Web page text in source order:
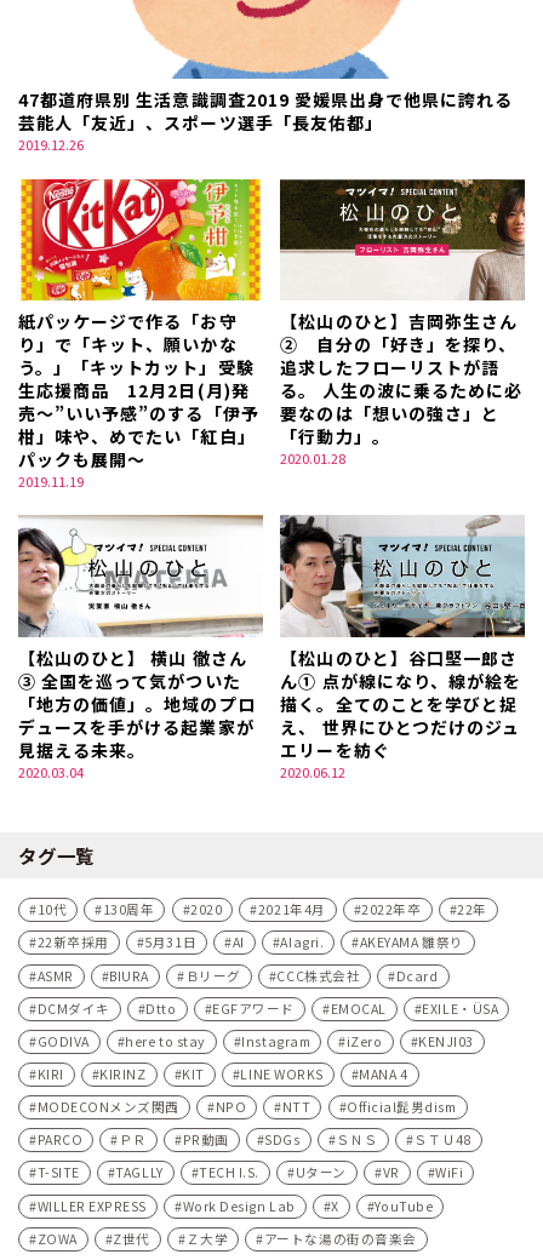
47都道府県別 生活意識調査2019 愛媛県出身で他県に誇れる
芸能人「友近」、スポーツ選手「長友佑都」
2019.12.26
紙パッケージで作る「お守
り」で「キット、願いかな
う。」「キットカット」受験
生応援商品 12月2日(月)発
売～”いい予感”のする「伊予
柑」味や、めでたい「紅白」
パックも展開～
2019.11.19
【松山のひと】吉岡弥生さん
② 自分の「好き」を探り、
追求したフローリストが語
る。 人生の波に乗るために必
要なのは「想いの強さ」と
「行動力」。
2020.01.28
【松山のひと】 横山 徹さん
③ 全国を巡って気がついた
「地方の価値」。地域のプロ
デュースを手がける起業家が
見据える未来。
2020.03.04
【松山のひと】谷口堅一郎さ
ん① 点が線になり、線が絵を
描く。全てのことを学びと捉
え、 世界にひとつだけのジュ
エリーを紡ぐ
2020.06.12
タグ一覧
10代 130周年 2020 2021年4月 2022年卒
22年
22新卒採用
5月31日 AI AIagri.
AKEYAMA 雛祭り
ASMR
BIURA Ｂリーグ CCC株式会社
Dcard
DCMダイキ
Dtto EGFアワード EMOCAL
EXILE・ÜSA
GODIVA
here to stay Instagram iZero
KENJI03
KIRI
KIRINZ KIT LINE WORKS
MANA 4
MODECONメンズ関西
NPO NTT
Official髭男dism
PARCO
ＰＲ PR動画 SDGs ＳＮＳ
ＳＴＵ48
T-SITE
TAGLLY TECH I.S. Uターン VR
WiFi
WILLER EXPRESS
Work Design Lab X
YouTube
ZOWA
Z世代 Ｚ大学
アートな湯の街の音楽会